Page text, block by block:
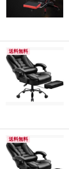
送料無料
送料無料